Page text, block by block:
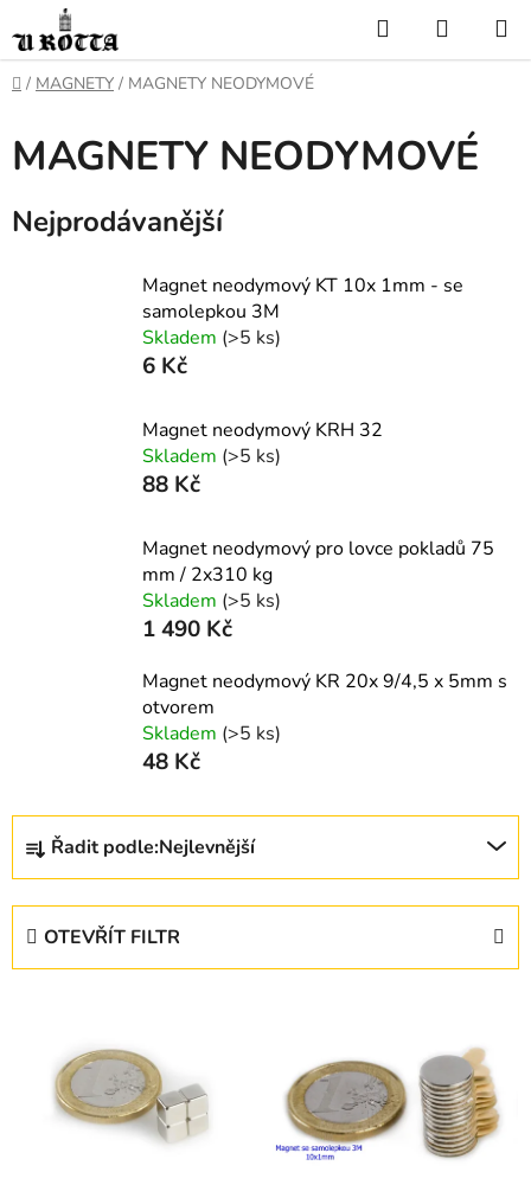
na
obsah
Hledat
KOŠÍK
DOMŮ
/ MAGNETY / MAGNETY NEODYMOVÉ
MAGNETY NEODYMOVÉ
Nejprodávanější
Magnet neodymový KT 10x 1mm - se
samolepkou 3M
Skladem (>5 ks)
6 Kč
Magnet neodymový KRH 32
Skladem (>5 ks)
88 Kč
Magnet neodymový pro lovce pokladů 75
mm / 2x310 kg
Skladem (>5 ks)
1 490 Kč
Magnet neodymový KR 20x 9/4,5 x 5mm s
otvorem
Skladem (>5 ks)
48 Kč
Ř
z
Řadit podle:Nejlevnější
OTEVŘÍT FILTR